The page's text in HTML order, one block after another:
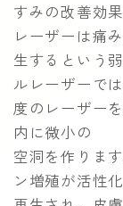
すみの改善効
レーザーは痛
生するという
ルレーザーで
度のレーザー
内に微小の
空洞を作りま
ン増殖が活性